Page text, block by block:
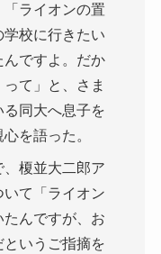
ライオンの置
校に行きたい
んですよ。だか
て」と、さま
同大へ息子を
を語った。
、榎並大二郎ア
て「ライオン
んですが、お
いうご指摘を